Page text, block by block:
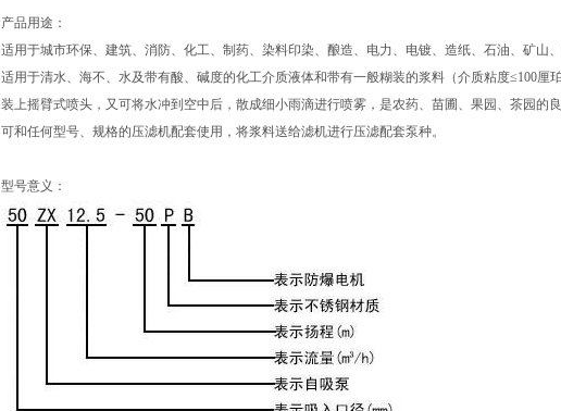
产品用途：
适用于城市环保、建筑、消防、化工、制药、染料印染、酿造、电力、电镀、造纸、石油、矿山
适用于清水、海不、水及带有酸、碱度的化工介质液体和带有一般糊装的浆料（介质粘度≤100厘
装上摇臂式喷头，又可将水冲到空中后，散成细小雨滴进行喷雾，是农药、苗圃、果园、茶园的良
可和任何型号、规格的压滤机配套使用，将浆料送给滤机进行压滤配套泵种。
型号意义：